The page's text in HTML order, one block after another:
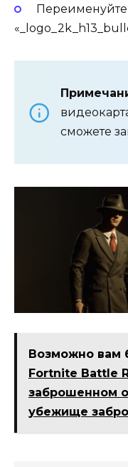
сможете
Возможно вам
Fortnite Battle
заброшенном
убежище